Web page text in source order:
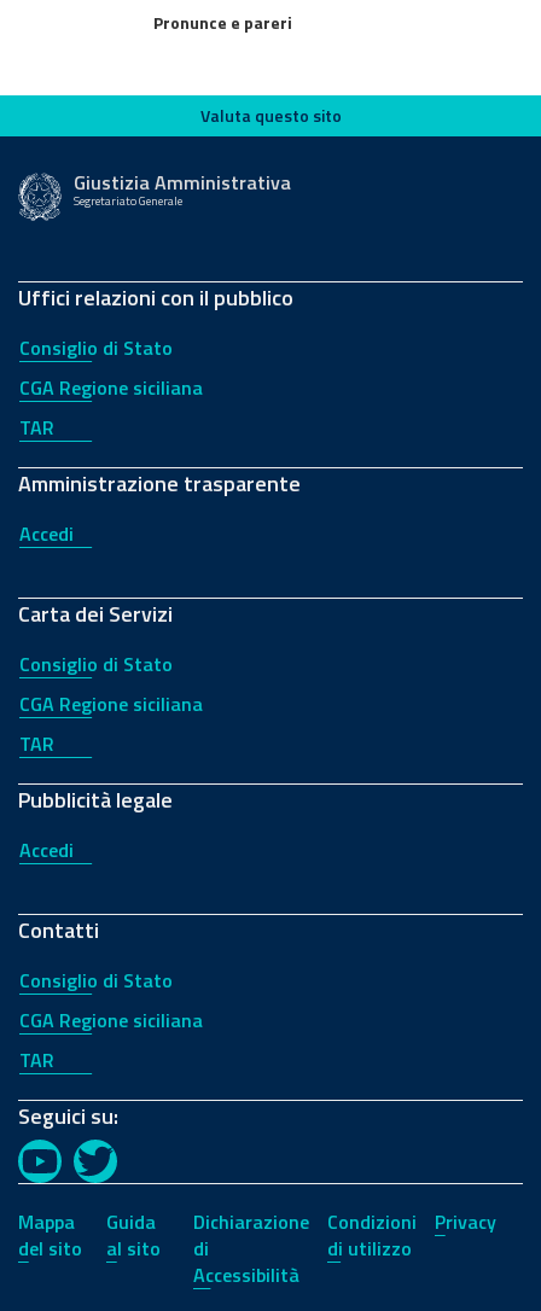
Pronunce e pareri
Valuta questo sito
Valuta questo sito
Giustizia Amministrativa
Segretariato Generale
Uffici relazioni con il pubblico
Consiglio di Stato
CGA Regione siciliana
TAR
Amministrazione trasparente
Accedi
Carta dei Servizi
Consiglio di Stato
CGA Regione siciliana
TAR
Pubblicità legale
Accedi
Contatti
Consiglio di Stato
CGA Regione siciliana
TAR
Seguici su:
YouTubeTwitter
Mappa
del sito
Guida
al sito
Dichiarazione
di
Accessibilità
Condizioni
di utilizzo
Privacy